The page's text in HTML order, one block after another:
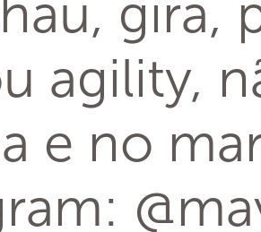
gira,
agility,
e no